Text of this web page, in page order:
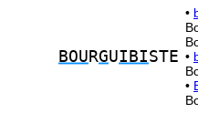
BOU RGUIBISTE
•
•
•